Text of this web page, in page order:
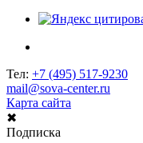
Тел: +7 (495) 517-9230
mail@sova-center.ru
Карта сайта
✖
Подписка